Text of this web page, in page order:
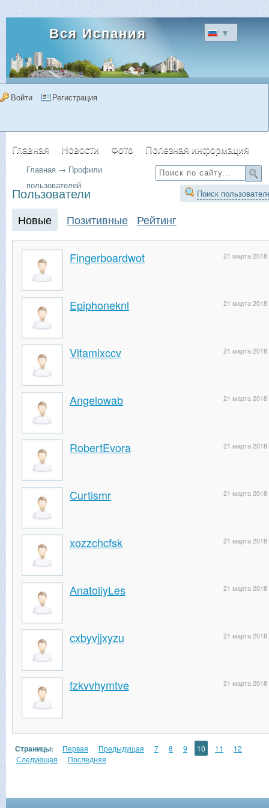
Вся Испания ▼
Войти Регистрация
Главная Новости Фото
Полезная информация
Форум
Объявления Недвижимость
Главная → Профили
пользователей
Поиск
Пользователи
Новые Позитивные Рейтинг
21 марта 2018
Fingerboardwot
21 марта 2018
Epiphoneknl
21 марта 2018
Vitamixccv
21 марта 2018
Angelowab
21 марта 2018
RobertEvora
21 марта 2018
Curtismr
21 марта 2018
xozzchcfsk
21 марта 2018
AnatoliyLes
21 марта 2018
cxbyvjjxyzu
21 марта 2018
fzkvvhymtve
Страницы: Первая Предыдущая 7 8 9 10 11
12
Следующая
Последняя